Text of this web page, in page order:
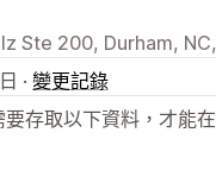
Ste 200, Durham,
· 變更記錄
存取以下資料，才能